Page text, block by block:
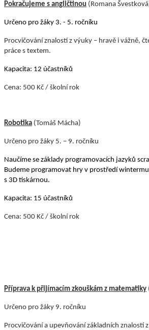
Pokračujeme s angličtinou (Romana
Určeno pro žáky 3. - 5. ročníku
Procvičování znalostí z výuky – hravě i vážně,
práce s textem.
Kapacita: 12 účastníků
Cena: 500 Kč / školní rok
Robotika (Tomáš Mácha)
Určeno pro žáky 5. – 9. ročníku
Naučíme se základy programovacích jazyků
Budeme programovat hry v prostředí
s 3D tiskárnou.
Kapacita: 15 účastníků
Cena: 500 Kč / školní rok
Příprava k přijímacím zkouškám z matematiky
Určeno pro žáky 9. ročníku
Procvičování a upevňování základních znalostí